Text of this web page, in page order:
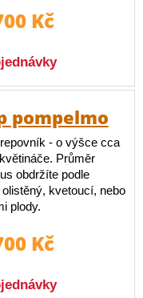
Kč
pompelmo
- o výšce cca
Průměr
obdržíte podle
kvetoucí, nebo
plody.
Kč